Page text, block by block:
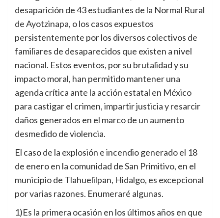
desaparición de 43 estudiantes de la Normal Rural
de Ayotzinapa, o los casos expuestos
persistentemente por los diversos colectivos de
familiares de desaparecidos que existen a nivel
nacional. Estos eventos, por su brutalidad y su
impacto moral, han permitido mantener una
agenda crítica ante la acción estatal en México
para castigar el crimen, impartir justicia y resarcir
daños generados en el marco de un aumento
desmedido de violencia.
El caso de la explosión e incendio generado el 18
de enero en la comunidad de San Primitivo, en el
municipio de Tlahuelilpan, Hidalgo, es excepcional
por varias razones. Enumeraré algunas.
1)Es la primera ocasión en los últimos años en que